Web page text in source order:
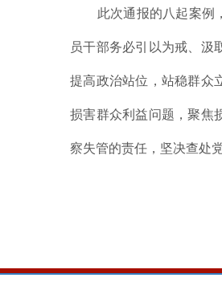
此次通报的八起案例，
员干部务必引以为戒、汲
提高政治站位，站稳群众
损害群众利益问题，聚焦
察失管的责任，坚决查处